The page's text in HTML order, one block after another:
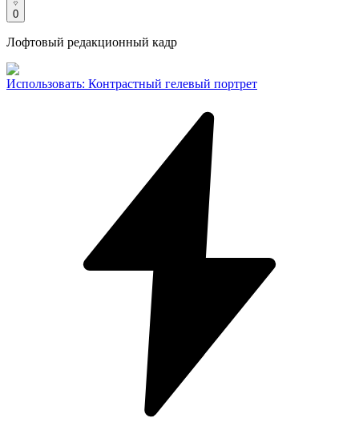
0
Лофтовый редакционный кадр
Использовать: Контрастный гелевый портрет